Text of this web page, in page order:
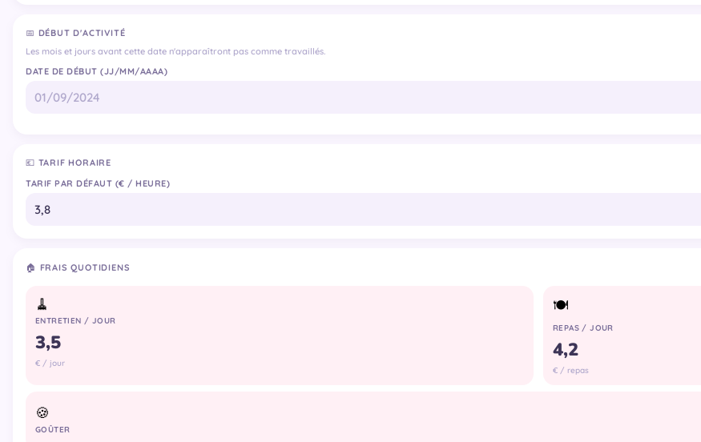
📅 DÉBUT D'ACTIVITÉ
Les mois et jours avant cette date n'apparaîtront pas comme travaillés.
DATE DE DÉBUT (JJ/MM/AAAA)
💶 TARIF HORAIRE
TARIF PAR DÉFAUT (€ / HEURE)
🏠 FRAIS QUOTIDIENS
🧹
ENTRETIEN / JOUR
€ / jour
🍽
REPAS / JOUR
€ / repas
🍪
GOÛTER